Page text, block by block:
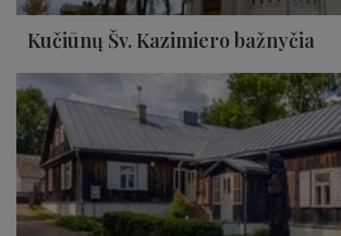
Kučiūnų Šv. Kazimiero bažnyčia